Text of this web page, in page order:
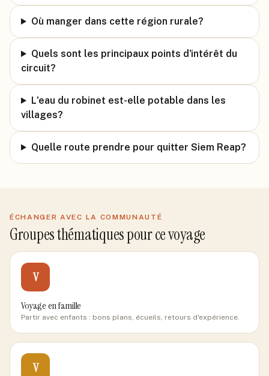
Où manger dans cette région rurale?
Quels sont les principaux points d'intérêt du
circuit?
L'eau du robinet est-elle potable dans les
villages?
Quelle route prendre pour quitter Siem Reap?
ÉCHANGER AVEC LA COMMUNAUTÉ
Groupes thématiques pour ce voyage
V
Voyage en famille
Partir avec enfants : bons plans, écueils, retours d'expérience.
V